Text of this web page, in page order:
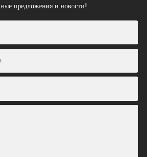
предложения и новости!